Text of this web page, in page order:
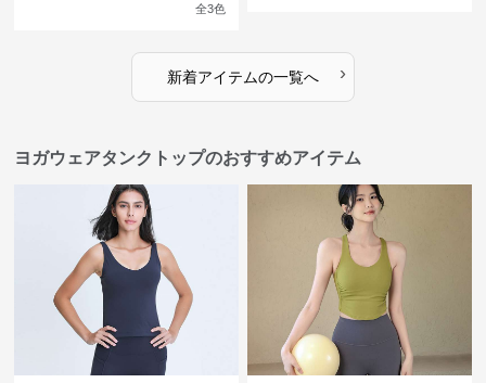
全3色
新着アイテムの一覧へ ›
ヨガウェアタンクトップのおすすめアイテム